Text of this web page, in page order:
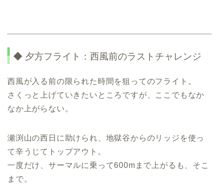
◆ 夕方フライト：西風前のラストチャレンジ
西風が入る前の限られた時間を狙ってのフライト。
さくっと上げていきたいところですが、ここでもなか
なか上がらない。
瀬渕山の西日に助けられ、地獄谷からのリッジを使っ
て辛うじてトップアウト。
一度だけ、サーマルに乗って600mまで上がるも、そこ
まで。